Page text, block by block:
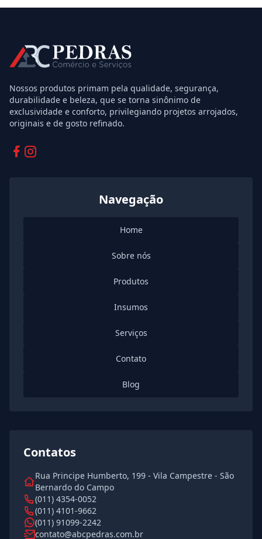
Nossos produtos primam pela qualidade, segurança,
durabilidade e beleza, que se torna sinônimo de
exclusividade e conforto, privilegiando projetos arrojados,
originais e de gosto refinado.
Facebook
Navegação
Home
Sobre nós
Produtos
Insumos
Serviços
Contato
Blog
Contatos
Rua Principe Humberto, 199 - Vila Campestre - São
Bernardo do Campo
(011) 4354-0052
(011) 4101-9662
(011) 91099-2242
contato@abcpedras.com.br